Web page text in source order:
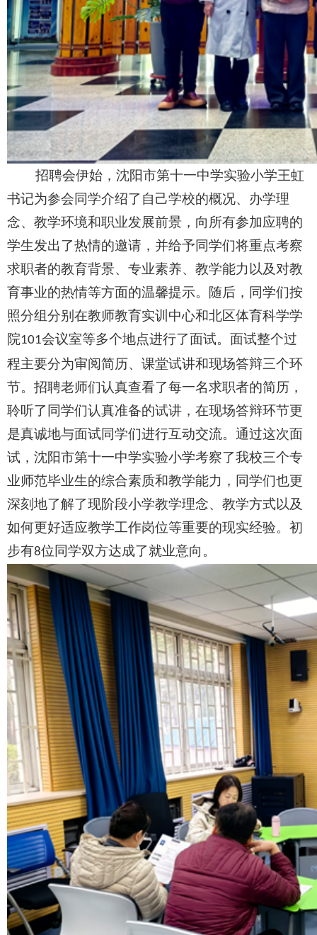
招聘会伊始，沈阳市第十一中学实验小学王虹
书记为参会同学介绍了自己学校的概况、办学理
念、教学环境和职业发展前景 ，向所有参加应聘的
学生发出了热情的邀请，并给予同学们将重点考察
求职者的教育背景、专业素养、教学能力以及对教
育事业的热情等方面的温馨提示。随后，同学们按
照分组分别在教师教育实训中心和北区体育科学学
院101会议室等多个地点进行了面试。面试整个过
程主要分为审阅简历、课堂试讲和现场答辩三个环
节。招聘老师们认真查看了每一名求职者的简历，
聆听了同学们认真准备的试讲，在现场答辩环节更
是真诚地与面试同学们进行互动交流。通过这次面
试，沈阳市第十一中学实验小学考察了我校三个专
业师范毕业生的综合素质和教学能力，同学们也更
深刻地了解了现阶段小学教学理念、教学方式以及
如何更好适应教学工作岗位等重要的现实经验。初
步有8位同学双方达成了就业意向。